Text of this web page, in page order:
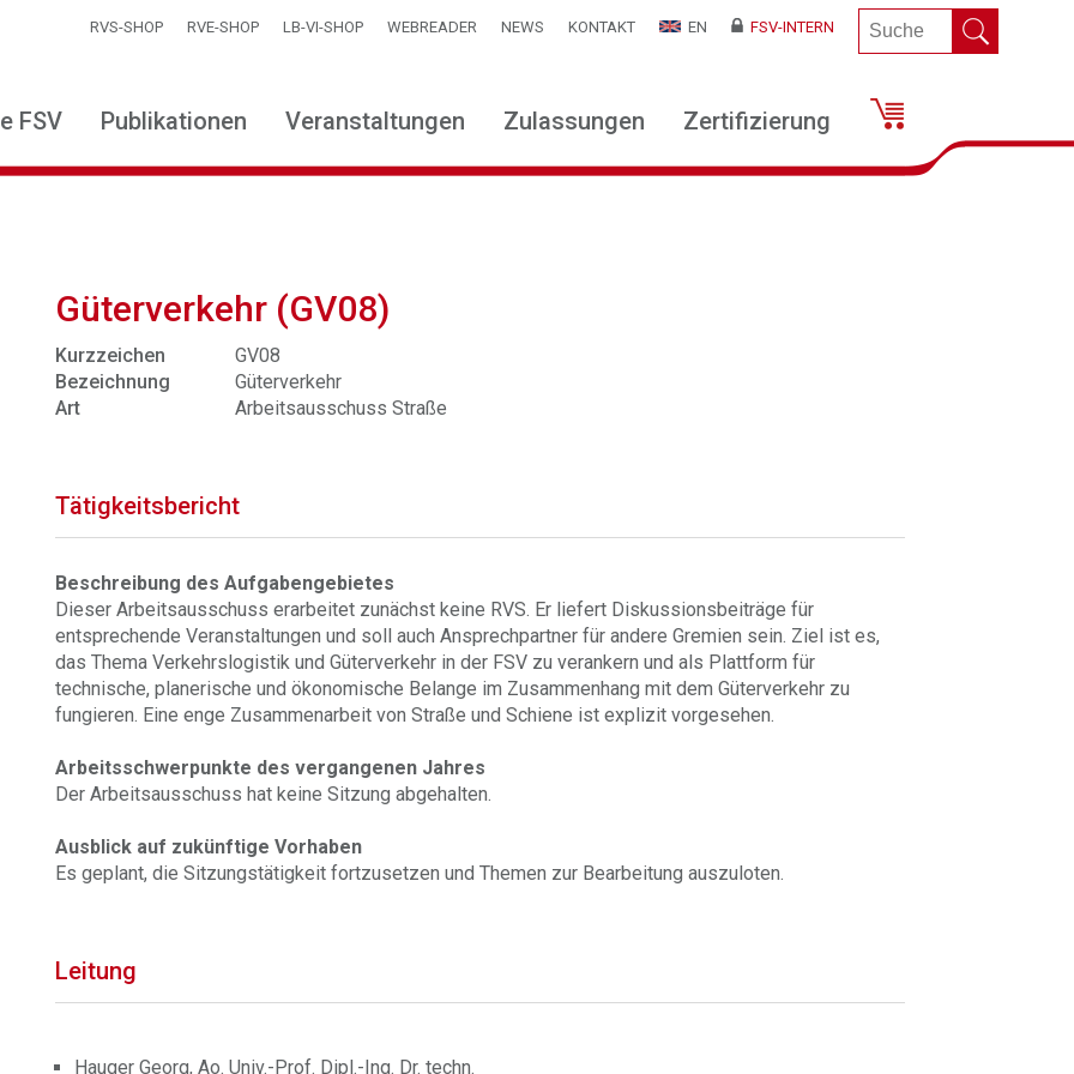
RVS-SHOP RVE-SHOP LB-VI-SHOP WEBREADER NEWS KONTAKT EN FSV-INTERN
FSV Publikationen Veranstaltungen Zulassungen Zertifizierung
Güterverkehr (GV08)
Kurzzeichen
GV08
Bezeichnung
Güterverkehr
Art
Arbeitsausschuss Straße
Tätigkeitsbericht
Beschreibung des Aufgabengebietes
Dieser Arbeitsausschuss erarbeitet zunächst keine RVS. Er liefert Diskussionsbeiträge für
entsprechende Veranstaltungen und soll auch Ansprechpartner für andere Gremien sein. Ziel ist es,
das Thema Verkehrslogistik und Güterverkehr in der FSV zu verankern und als Plattform für
technische, planerische und ökonomische Belange im Zusammenhang mit dem Güterverkehr zu
fungieren. Eine enge Zusammenarbeit von Straße und Schiene ist explizit vorgesehen.
Arbeitsschwerpunkte des vergangenen Jahres
Der Arbeitsausschuss hat keine Sitzung abgehalten.
Ausblick auf zukünftige Vorhaben
Es geplant, die Sitzungstätigkeit fortzusetzen und Themen zur Bearbeitung auszuloten.
Leitung
Hauger Georg, Ao. Univ.-Prof. Dipl.-Ing. Dr. techn.